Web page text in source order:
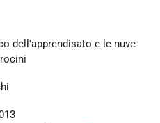
dell'apprendisato e le nuve